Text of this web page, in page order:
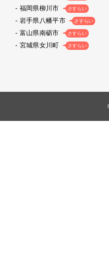
福岡県柳川市 さすらい
岩手県八幡平市 さすらい
富山県南砺市 さすらい
宮城県女川町 さすらい